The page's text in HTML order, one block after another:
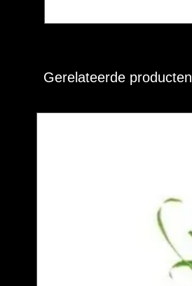
Gerelateerde producten